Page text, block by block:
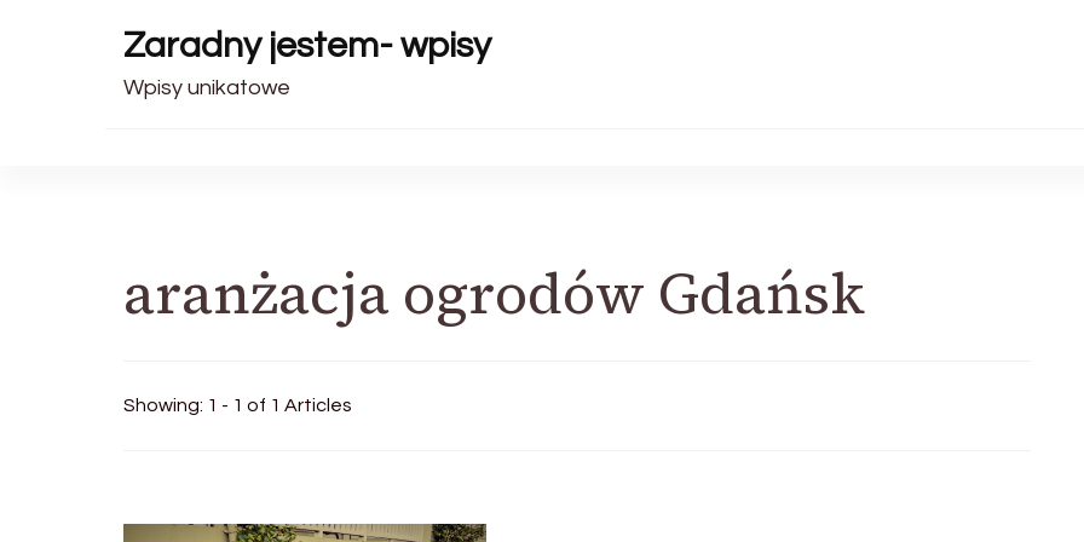
Zaradny jestem- wpisy
Wpisy unikatowe
aranżacja ogrodów Gdańsk
Showing: 1 - 1 of 1 Articles